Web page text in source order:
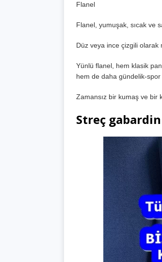
Flanel
Flanel, yumuşak, sıcak ve
Düz veya ince çizgili olarak
Yünlü flanel, hem klasik
hem de daha gündelik-
Zamansız bir kumaş ve bir
Streç gabardin